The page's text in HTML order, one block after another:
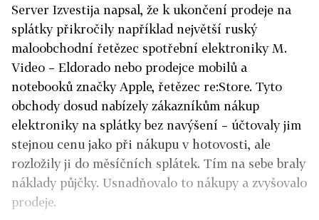
Server Izvestija napsal, že k ukončení prodeje na
splátky přikročily například největší ruský
maloobchodní řetězec spotřební elektroniky M.
Video – Eldorado nebo prodejce mobilů a
notebooků značky Apple, řetězec re:Store. Tyto
obchody dosud nabízely zákazníkům nákup
elektroniky na splátky bez navýšení – účtovaly jim
stejnou cenu jako při nákupu v hotovosti, ale
rozložily ji do měsíčních splátek. Tím na sebe braly
náklady půjčky. Usnadňovalo to nákupy a zvyšovalo
prodeje.